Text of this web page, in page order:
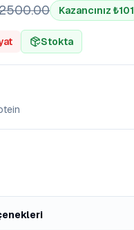
Kazancınız ₺101
Stokta